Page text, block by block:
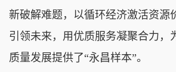
新破解难题，以循环经济激活资源
引领未来，用优质服务凝聚合力，
质量发展提供了“永昌样本”。